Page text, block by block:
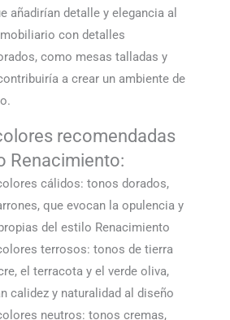
añadirían detalle y elegancia al
con detalles
como mesas talladas y
a crear un ambiente de
recomendadas
Renacimiento:
cálidos: tonos dorados,
que evocan la opulencia y
del estilo Renacimiento
terrosos: tonos de tierra
el terracota y el verde oliva,
calidez y naturalidad al diseño
neutros: tonos cremas,